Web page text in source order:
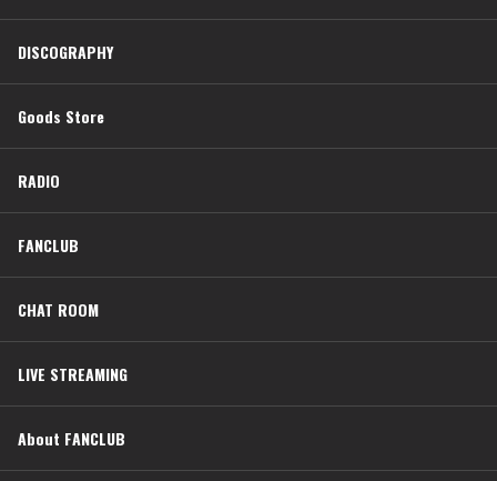
DISCOGRAPHY
Goods Store
RADIO
FANCLUB
CHAT ROOM
LIVE STREAMING
About FANCLUB